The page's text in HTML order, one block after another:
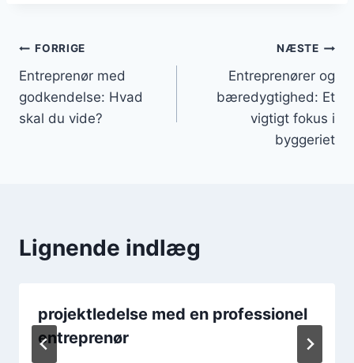
Indlægsnavigation
FORRIGE
Entreprenør med
godkendelse: Hvad
skal du vide?
NÆSTE
Entreprenører og
bæredygtighed: Et
vigtigt fokus i
byggeriet
Lignende indlæg
projektledelse med en professionel
entreprenør